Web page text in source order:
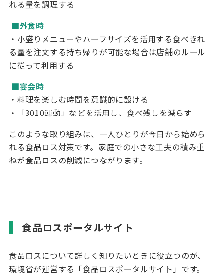
れる量を調理する
■外食時
・小盛りメニューやハーフサイズを活用する食べきれ
る量を注文する持ち帰りが可能な場合は店舗のルール
に従って利用する
■宴会時
・料理を楽しむ時間を意識的に設ける
・「3010運動」などを活用し、食べ残しを減らす
このような取り組みは、一人ひとりが今日から始めら
れる食品ロス対策です。家庭での小さな工夫の積み重
ねが食品ロスの削減につながります。
食品ロスポータルサイト
食品ロスについて詳しく知りたいときに役立つのが、
環境省が運営する「食品ロスポータルサイト」です。